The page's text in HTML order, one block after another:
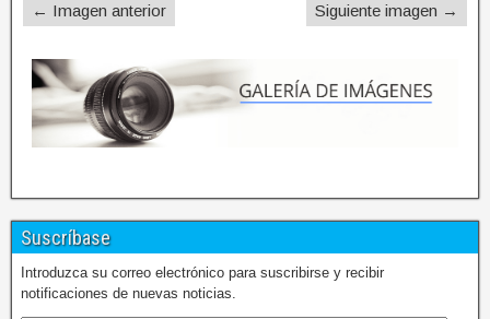
← Imagen anterior Siguiente imagen →
Suscríbase
Introduzca su correo electrónico para suscribirse y recibir
notificaciones de nuevas noticias.